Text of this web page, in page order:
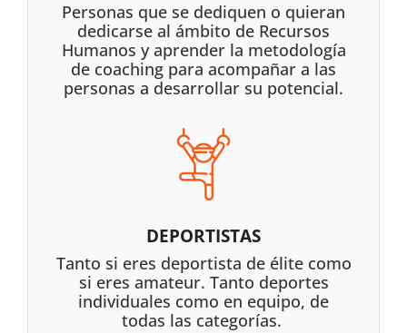
Personas que se dediquen o quieran
dedicarse al ámbito de Recursos
Humanos y aprender la metodología
de coaching para acompañar a las
personas a desarrollar su potencial.
DEPORTISTAS
Tanto si eres deportista de élite como
si eres amateur. Tanto deportes
individuales como en equipo, de
todas las categorías.